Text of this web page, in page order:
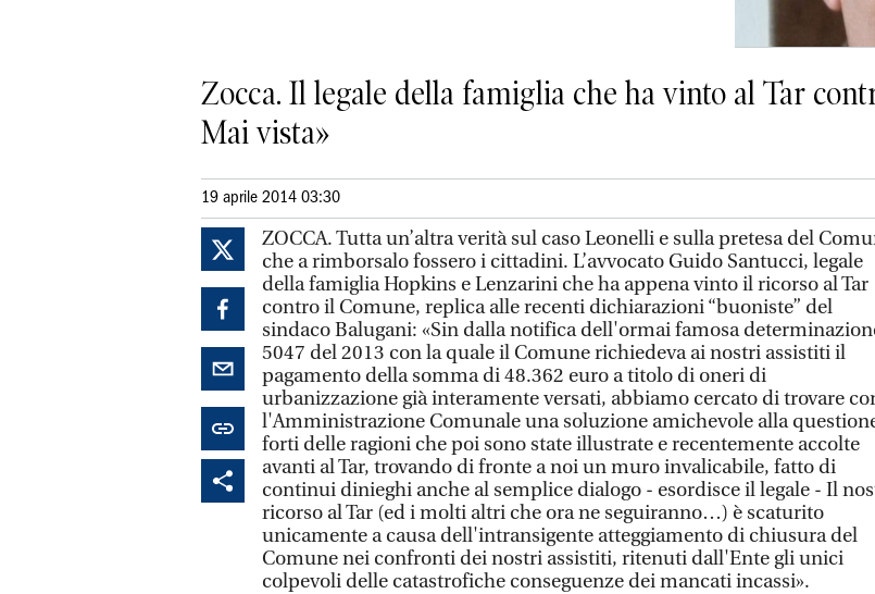
Zocca. Il legale della famiglia che ha vinto al Tar
Mai vista»
19 aprile 2014 03:30
ZOCCA. Tutta un’altra verità sul caso Leonelli e sulla pretesa del
che a rimborsalo fossero i cittadini. L’avvocato Guido Santucci, legale
della famiglia Hopkins e Lenzarini che ha appena vinto il ricorso al Tar
contro il Comune, replica alle recenti dichiarazioni “buoniste” del
sindaco Balugani: «Sin dalla notifica dell'ormai famosa
5047 del 2013 con la quale il Comune richiedeva ai nostri assistiti il
pagamento della somma di 48.362 euro a titolo di oneri di
urbanizzazione già interamente versati, abbiamo cercato di trovare
l'Amministrazione Comunale una soluzione amichevole alla
forti delle ragioni che poi sono state illustrate e recentemente accolte
avanti al Tar, trovando di fronte a noi un muro invalicabile, fatto di
continui dinieghi anche al semplice dialogo - esordisce il legale - Il
ricorso al Tar (ed i molti altri che ora ne seguiranno…) è scaturito
unicamente a causa dell'intransigente atteggiamento di chiusura del
Comune nei confronti dei nostri assistiti, ritenuti dall'Ente gli unici
colpevoli delle catastrofiche conseguenze dei mancati incassi».